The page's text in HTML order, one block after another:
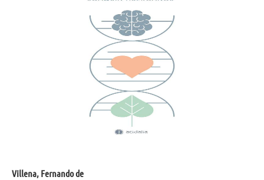
Villena, Fernando de